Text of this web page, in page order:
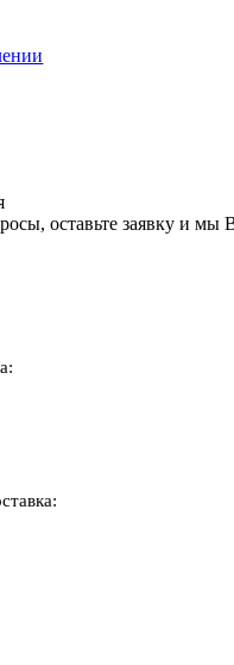
оставьте заявку и мы